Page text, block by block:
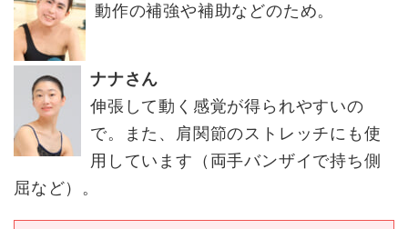
動作の補強や補助などのため。
ナナさん
伸張して動く感覚が得られやすいの
で。また、肩関節のストレッチにも使
用しています（両手バンザイで持ち側
屈など）。